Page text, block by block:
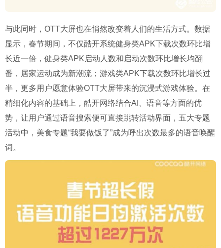
与此同时，OTT大屏也在悄然改变着人们的生活方式。数据
显示，春节期间，不仅酷开系统健身类APK下载次数环比增
长近一倍，健身类APK启动人数和启动次数环比增长均翻
番，居家运动成为新潮流；游戏类APK下载次数环比增长过
半，更多用户愿意体验OTT大屏带来的沉浸式游戏体验。在
精细化内容的基础上，酷开网络结合AI、语音等方面的优
势，让用户通过语音搜索便可直接跳转活动界面，五大专题
活动中，美食专题“我要做饭了”成为呼出次数最多的语音唤醒
词。